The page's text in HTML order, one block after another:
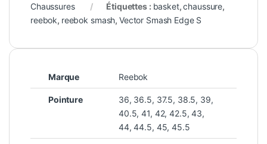
Chaussures
Étiquettes : basket,chaussure,
reebok, reebok smash, Vector Smash Edge S
Marque Reebok
Pointure 36, 36.5, 37.5, 38.5, 39,
40.5,41, 42,42.5,43,
44,44.5, 45,45.5